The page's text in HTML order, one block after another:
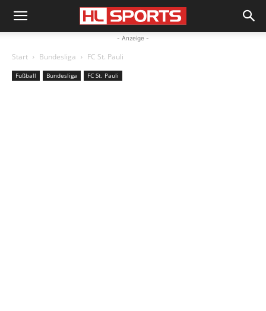
- Anzeige -
Start Bundesliga FC St. Pauli
Fußball Bundesliga FC St. Pauli